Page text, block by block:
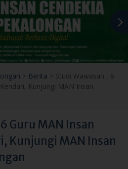
>Berita>Studi Wawasan , 6
Guru MAN Insan
Kunjungi MAN Insan
administrative